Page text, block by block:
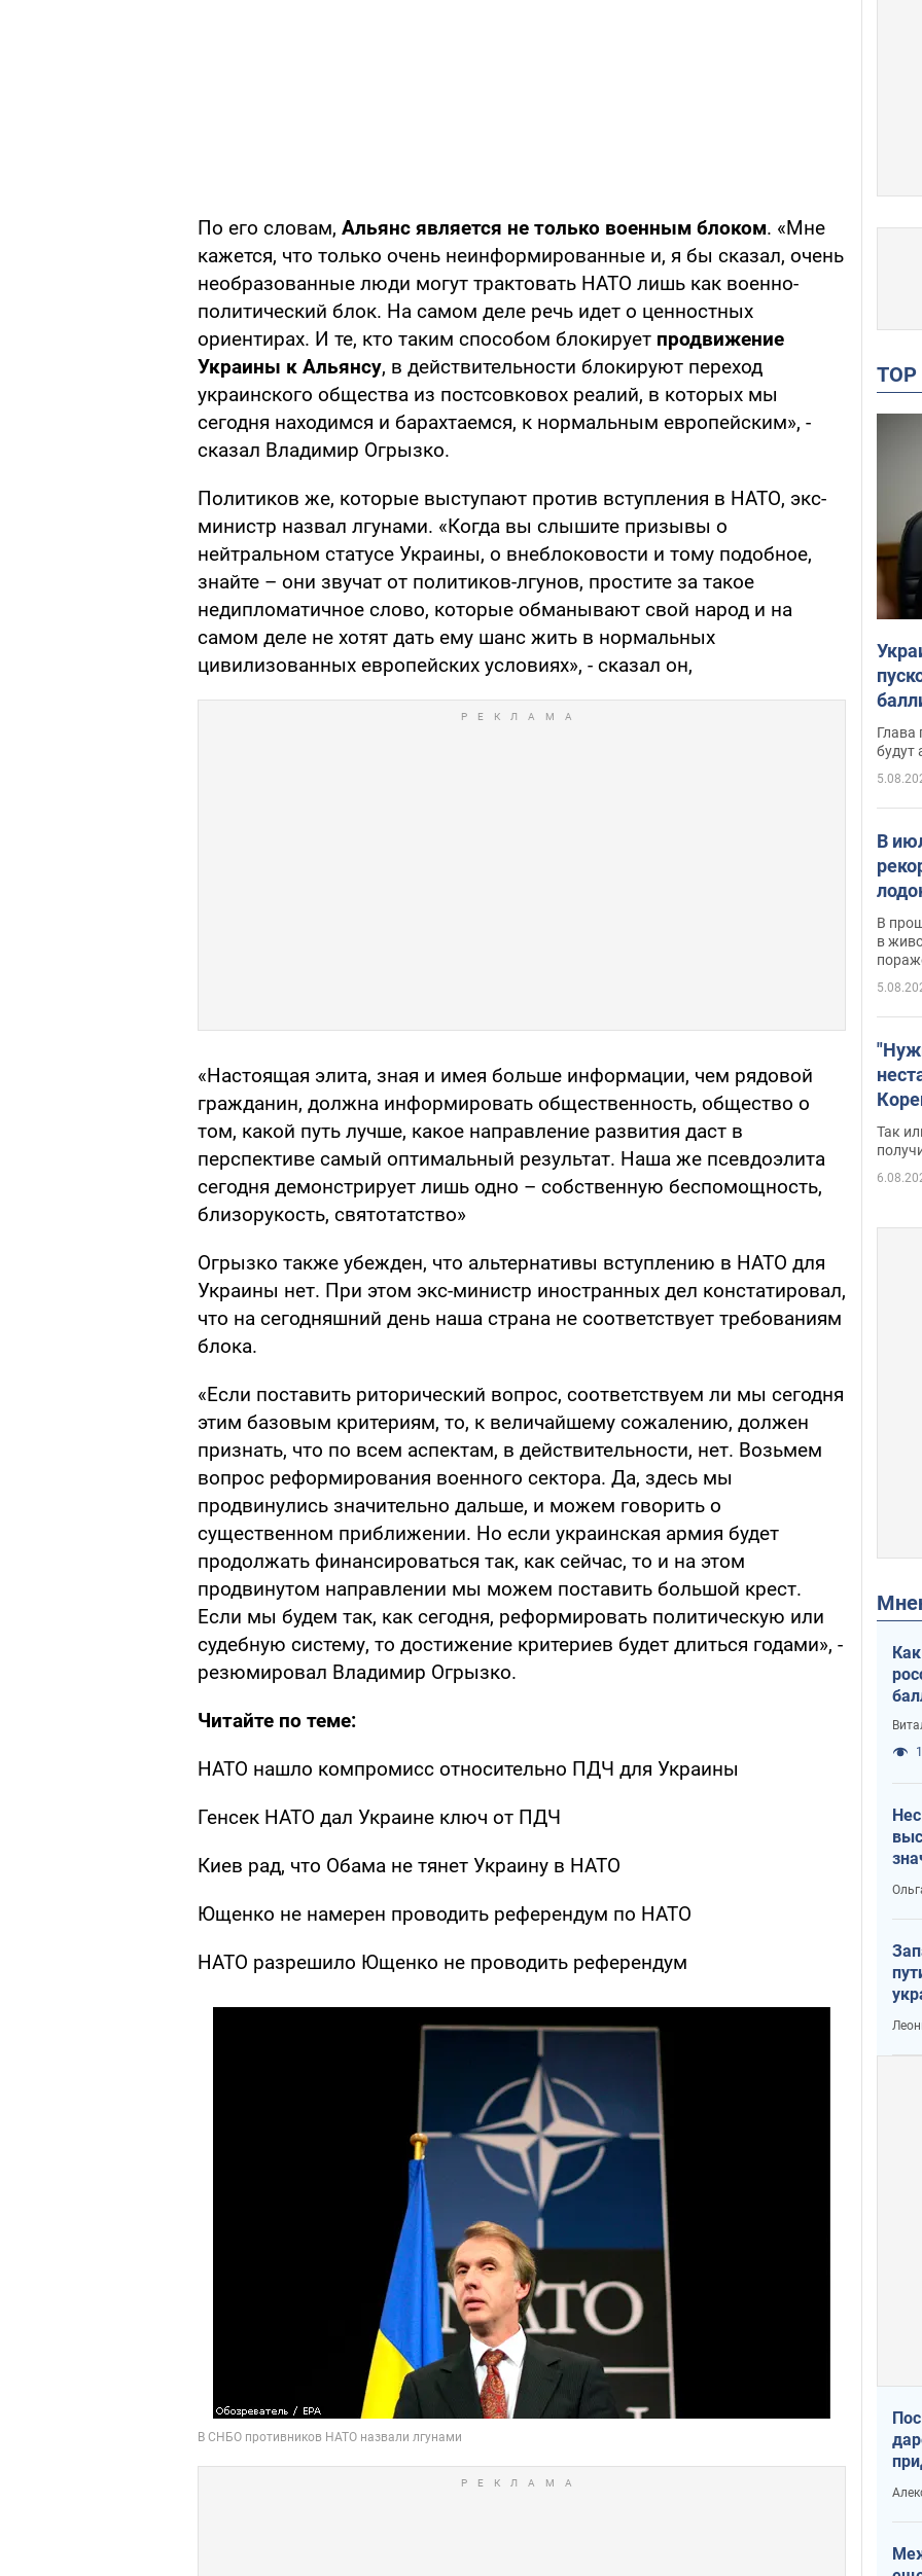
По его словам, Альянс является не только военным блоком. «Мне
кажется, что только очень неинформированные и, я бы сказал, очень
необразованные люди могут трактовать НАТО лишь как военно-
политический блок. На самом деле речь идет о ценностных
ориентирах. И те, кто таким способом блокирует продвижение
Украины к Альянсу, в действительности блокируют переход
украинского общества из постсовковох реалий, в которых мы
сегодня находимся и барахтаемся, к нормальным европейским», -
сказал Владимир Огрызко.
Политиков же, которые выступают против вступления в НАТО, экс-
министр назвал лгунами. «Когда вы слышите призывы о
нейтральном статусе Украины, о внеблоковости и тому подобное,
знайте – они звучат от политиков-лгунов, простите за такое
недипломатичное слово, которые обманывают свой народ и на
самом деле не хотят дать ему шанс жить в нормальных
цивилизованных европейских условиях», - сказал он,
«Настоящая элита, зная и имея больше информации, чем рядовой
гражданин, должна информировать общественность, общество о
том, какой путь лучше, какое направление развития даст в
перспективе самый оптимальный результат. Наша же псевдоэлита
сегодня демонстрирует лишь одно – собственную беспомощность,
близорукость, святотатство»
Огрызко также убежден, что альтернативы вступлению в НАТО для
Украины нет. При этом экс-министр иностранных дел констатировал,
что на сегодняшний день наша страна не соответствует требованиям
блока.
«Если поставить риторический вопрос, соответствуем ли мы сегодня
этим базовым критериям, то, к величайшему сожалению, должен
признать, что по всем аспектам, в действительности, нет. Возьмем
вопрос реформирования военного сектора. Да, здесь мы
продвинулись значительно дальше, и можем говорить о
существенном приближении. Но если украинская армия будет
продолжать финансироваться так, как сейчас, то и на этом
продвинутом направлении мы можем поставить большой крест.
Если мы будем так, как сегодня, реформировать политическую или
судебную систему, то достижение критериев будет длиться годами», -
резюмировал Владимир Огрызко.
Читайте по теме:
НАТО нашло компромисс относительно ПДЧ для Украины
Генсек НАТО дал Украине ключ от ПДЧ
Киев рад, что Обама не тянет Украину в НАТО
Ющенко не намерен проводить референдум по НАТО
НАТО разрешило Ющенко не проводить референдум
Глава
будут
В
В
в
Так